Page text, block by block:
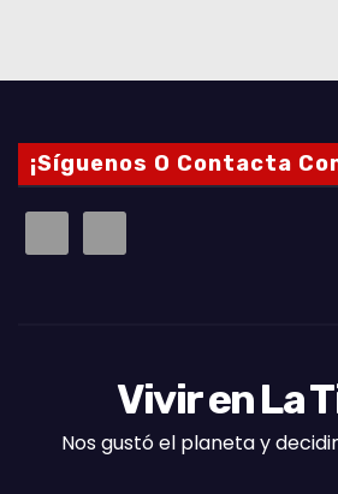
¡Síguenos O Contacta
Vivir en La
Nos gustó el planeta y